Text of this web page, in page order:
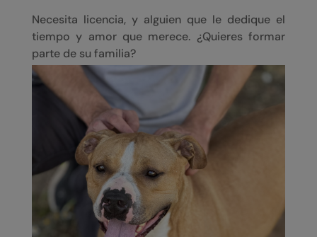
Necesita licencia, y alguien que le dedique el
tiempo y amor que merece. ¿Quieres formar
parte de su familia?